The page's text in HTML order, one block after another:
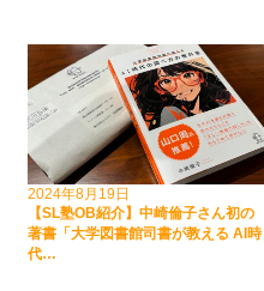
2024年8月19日
【SL塾OB紹介】中崎倫子さん初の
著書「大学図書館司書が教える AI時
代…